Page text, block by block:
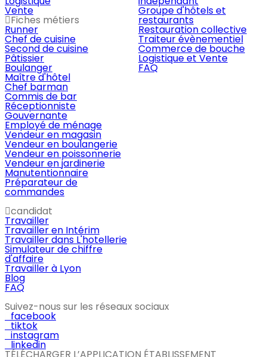
Vente
Fiches métiers
Runner
Chef de cuisine
Second de cuisine
Pâtissier
Boulanger
Maître d'hôtel
Chef barman
Commis de bar
Réceptionniste
Gouvernante
Employé de ménage
Vendeur en magasin
Vendeur en boulangerie
Vendeur en poissonnerie
Vendeur en jardinerie
Manutentionnaire
Préparateur de
commandes
Groupe d'hôtels et
restaurants
Restauration collective
Traiteur évènementiel
Commerce de bouche
Logistique et Vente
FAQ
candidat
Travailler
Travailler en Intérim
Travailler dans L'hotellerie
Simulateur de chiffre
d'affaire
Travailler à Lyon
Blog
FAQ
Suivez-nous sur les réseaux sociaux
facebook
tiktok
instagram
linkedin